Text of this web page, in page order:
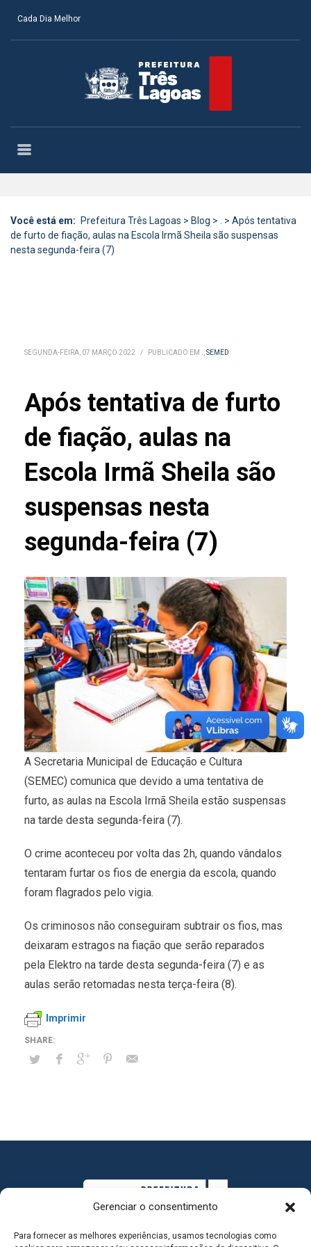
Gerenciar o consentimento
Para fornecer as melhores experiências, usamos tecnologias como
Cada Dia Melhor
Você está em: Prefeitura Três Lagoas > Blog > . > Após tentativa
de furto de fiação, aulas na Escola Irmã Sheila são suspensas
nesta segunda-feira (7)
SEGUNDA-FEIRA, 07 MARÇO 2022 / PUBLICADO EM .,SEMED
Após tentativa de furto
de fiação, aulas na
Escola Irmã Sheila são
suspensas nesta
segunda-feira (7)
A Secretaria Municipal de Educação e Cultura
(SEMEC) comunica que devido a uma tentativa de
furto, as aulas na Escola Irmã Sheila estão suspensas
na tarde desta segunda-feira (7).
O crime aconteceu por volta das 2h, quando vândalos
tentaram furtar os fios de energia da escola, quando
foram flagrados pelo vigia.
Os criminosos não conseguiram subtrair os fios, mas
deixaram estragos na fiação que serão reparados
pela Elektro na tarde desta segunda-feira (7) e as
aulas serão retomadas nesta terça-feira (8).
Imprimir